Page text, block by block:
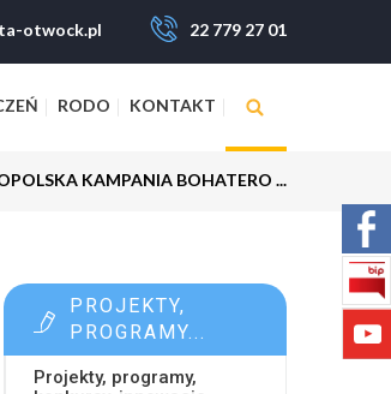
otwock.pl 22 779 27 01
RODO KONTAKT
KAMPANIA BOHATERO ...
PROJEKTY,
PROGRAMY...
Projekty, programy,